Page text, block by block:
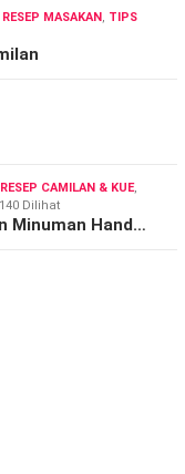
RESEP MASAKAN, TIPS
RESEP CAMILAN & KUE,
Dilihat
Minuman Hand…